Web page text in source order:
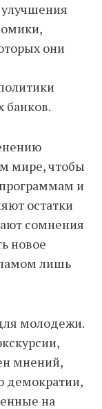
они
банков.
мире, чтобы
и
остатки
сомнения
новое
лишь
молодежи.
мнений,
демократии,
на